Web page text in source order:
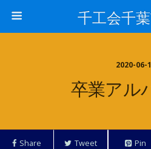
千工会千
2020-06-
卒業アル
Share Tweet Pin